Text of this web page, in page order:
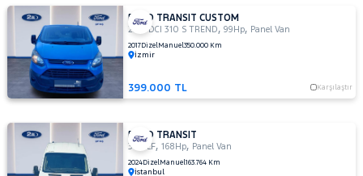
FORD TRANSIT CUSTOM
2.2 TDCI 310 S TREND,99Hp, Panel Van
2017DizelManuel350.000 Km
İzmir
399.000 TL Karşılaştır
FORD TRANSIT
350 LF,168Hp, Panel Van
2024DizelManuel163.764 Km
İstanbul